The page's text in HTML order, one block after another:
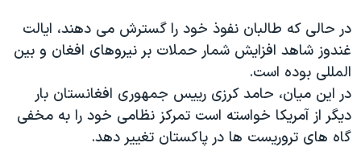
حقوق شهروندی
اقتصادی
علم و فناوری
اسرائیل در جنگ
گالری عکس
انتخابات ریاست جمهوری آمریکا ۲۰۲۴
حمله جمهوری اسلامی به اسرائیل
رمز مهسا
ورزش زنان در ایران
اعتراضات زن، زندگی، آزادی
زبانهای مختلف
در حالی که طالبان نفوذ خود را گسترش می دهند، ایالت
غندوز شاهد افزایش شمار حملات بر نیروهای افغان و بین
المللی بوده است.
در این میان، حامد کرزی رییس جمهوری افغانستان بار
دیگر از آمریکا خواسته است تمرکز نظامی خود را به مخفی
گاه های تروریست ها در پاکستان تغییر دهد.